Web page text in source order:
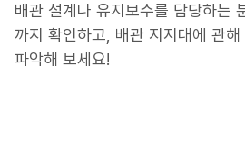
배관 설계나 유지보수를 담당하는
까지 확인하고, 배관 지지대에 관해
파악해 보세요!